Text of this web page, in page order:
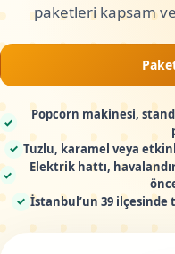
paketleri kapsam ve
✓
Popcorn makinesi,
✓ Tuzlu, karamel veya
✓
Elektrik hattı,
✓ İstanbul’un 39